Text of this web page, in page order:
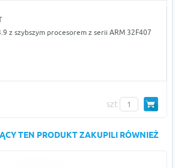
z szybszym procesorem z serii ARM 32F407
szt
TEN PRODUKT ZAKUPILI RÓWNIEŻ